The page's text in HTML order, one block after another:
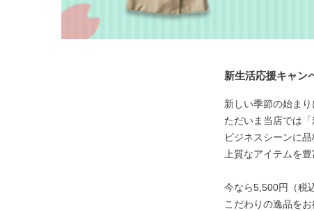
新生活応援キャン
新しい季節の始ま
ただいま当店では
ビジネスシーンに
上質なアイテムを豊
今なら5,500円（税
こだわりの逸品をお